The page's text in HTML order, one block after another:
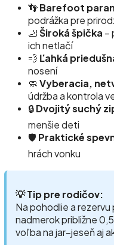
👣Barefoot
podrážka pre
🦶Široká špička –
ich netlačí
💨 Ľahká
nosení
🧼Vyberacia,
údržba a kontrola
🔒Dvojitý suchý
menšie deti
🛡️ Praktické
hrách vonku
💡 Tip pre rodičov:
Na pohodlie a
nadmerok približne
voľba na jar–jeseň aj